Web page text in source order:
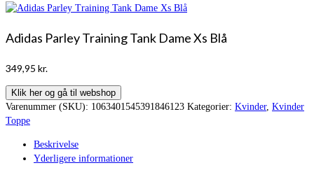
Adidas Parley Training Tank Dame Xs Blå
349,95 kr.
Klik her og gå til webshop
Varenummer (SKU): 1063401545391846123 Kategorier: Kvinder, Kvinder
Toppe
Beskrivelse
Yderligere informationer